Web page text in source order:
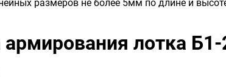
размеров не более 5мм по длине и
лотка